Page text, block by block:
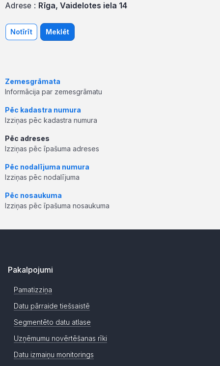
Adrese : Rīga, Vaidelotes iela 14
Notīrīt Meklēt
Zemesgrāmata
Informācija par zemesgrāmatu
Pēc kadastra numura
Izziņas pēc kadastra numura
Pēc adreses
Izziņas pēc īpašuma adreses
Pēc nodalījuma numura
Izziņas pēc nodalījuma
Pēc nosaukuma
Izziņas pēc īpašuma nosaukuma
Pakalpojumi
Pamatizziņa
Datu pārraide tiešsaistē
Segmentēto datu atlase
Uzņēmumu novērtēšanas rīki
Datu izmaiņu monitorings